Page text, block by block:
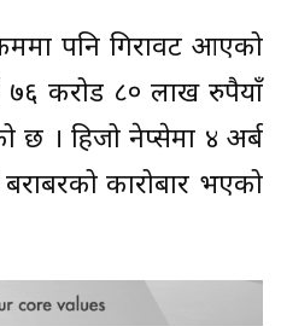
पनि गिरावट आएको
करोड ८० लाख रुपैयाँ
छ । हिजो नेप्सेमा ४ अर्ब
कारोबार भएको